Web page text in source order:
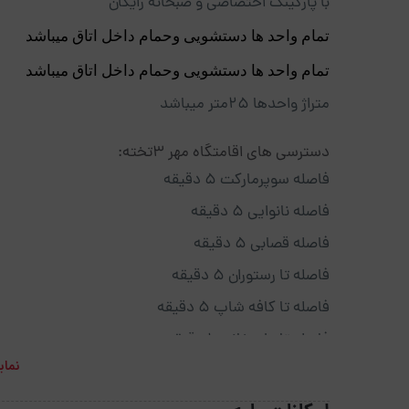
تمام واحد ها دستشویی وحمام داخل اتاق میباشد
تمام واحد ها دستشویی وحمام داخل اتاق میباشد
متراژ واحدها ۲۵متر میباشد
دسترسی های اقامتگاه مهر 3تخته:
فاصله سوپرمارکت 5 دقیقه
فاصله نانوایی 5 دقیقه
فاصله قصابی 5 دقیقه
فاصله تا رستوران 5 دقیقه
فاصله تا کافه شاپ 5 دقیقه
فاصله تا داروخانه 10 دقیقه